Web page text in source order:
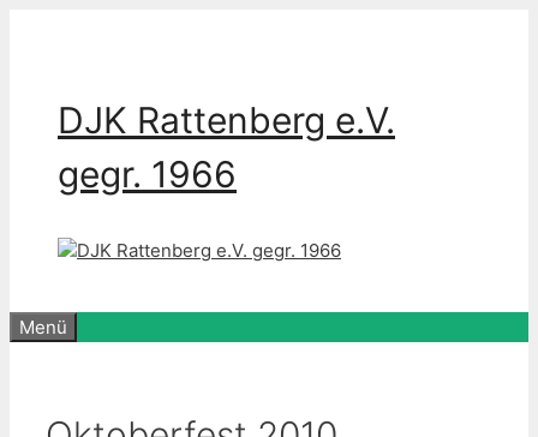
DJK Rattenberg e.V.
gegr. 1966
Menü